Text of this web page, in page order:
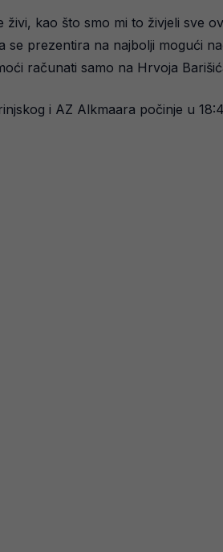
živi, kao što smo mi to živjeli sve
se prezentira na najbolji mogući
računati samo na Hrvoja
i AZ Alkmaara počinje u